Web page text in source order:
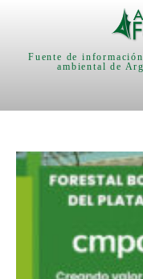
Fuente de
ambiental de